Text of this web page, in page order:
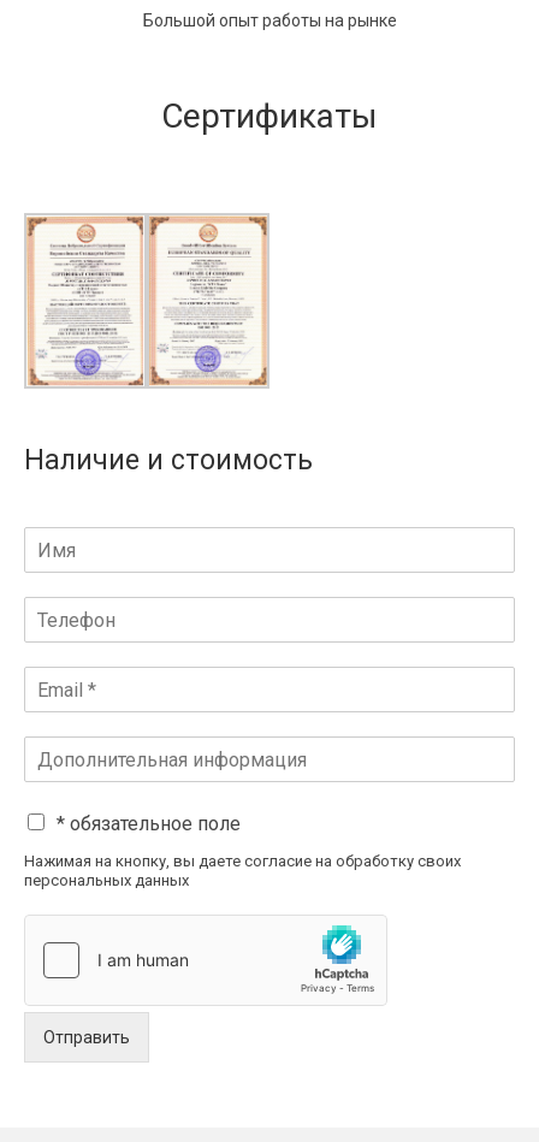
Большой опыт работы на рынке
Сертификаты
Наличие и стоимость
* обязательное поле
Нажимая на кнопку, вы даете согласие на обработку своих
персональных данных
Отправить